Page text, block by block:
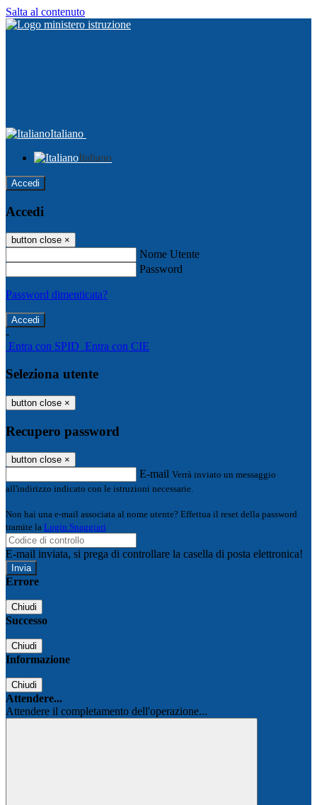
Salta al contenuto
Italiano
Italiano
Accedi
Accedi
button close ×
Nome Utente
Password
Password dimenticata?
-
Entra con SPID Entra con CIE
Seleziona utente
button close ×
Recupero password
button close ×
E-mail Verrà inviato un messaggio
all'indirizzo indicato con le istruzioni necessarie.
Non hai una e-mail associata al nome utente? Effettua il reset della password
tramite la Login Spaggiari
E-mail inviata, si prega di controllare la casella di posta elettronica!
Errore
Chiudi
Successo
Chiudi
Informazione
Chiudi
Attendere...
Attendere il completamento dell'operazione...